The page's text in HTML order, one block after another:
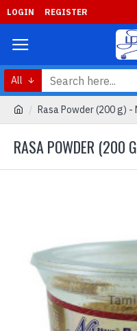
LOGIN REGISTER
All
Rasa Powder (200 g) -
RASA POWDER (200